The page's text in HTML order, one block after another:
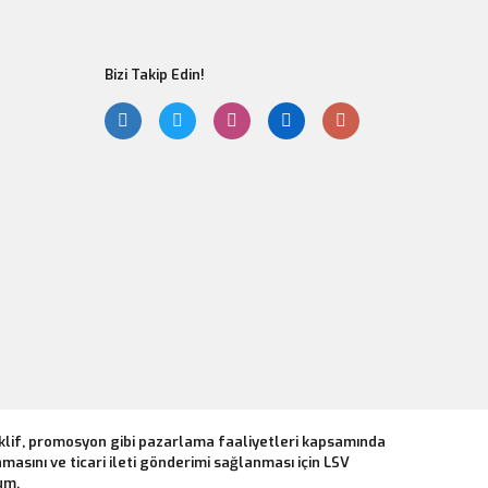
Bizi Takip Edin!
teklif, promosyon gibi pazarlama faaliyetleri kapsamında
ve ticari ileti gönderimi sağlanması için LSV